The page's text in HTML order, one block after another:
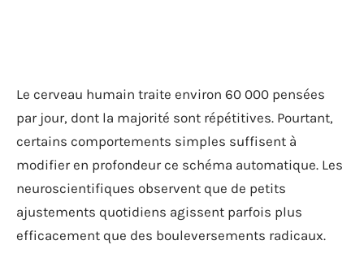
Le cerveau humain traite environ 60 000 pensées
par jour, dont la majorité sont répétitives. Pourtant,
certains comportements simples suffisent à
modifier en profondeur ce schéma automatique. Les
neuroscientifiques observent que de petits
ajustements quotidiens agissent parfois plus
efficacement que des bouleversements radicaux.